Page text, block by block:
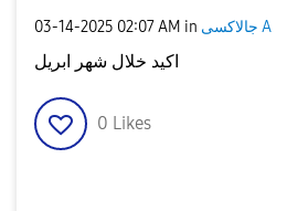
‎03-14-2025 02:07 AM in جالاكسى A
اكيد خلال شهر ابريل
0 Likes